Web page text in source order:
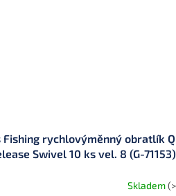
Fishing rychlovýměnný obratlík
Swivel 10 ks vel. 8 (G-71153)
Skladem